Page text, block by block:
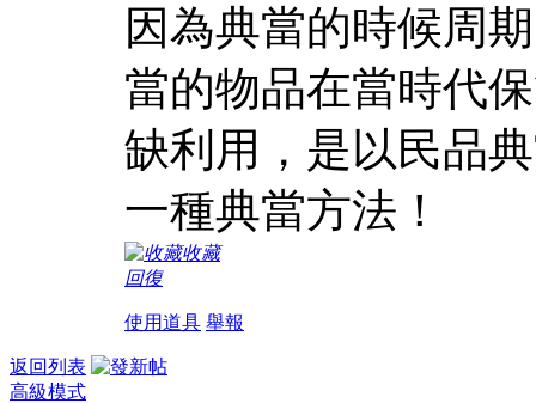
因為典當的時候周
當的物品在當時代
缺利用，是以民品
一種典當方法！
收藏
回復
使用道具 舉報
返回列表
高級模式